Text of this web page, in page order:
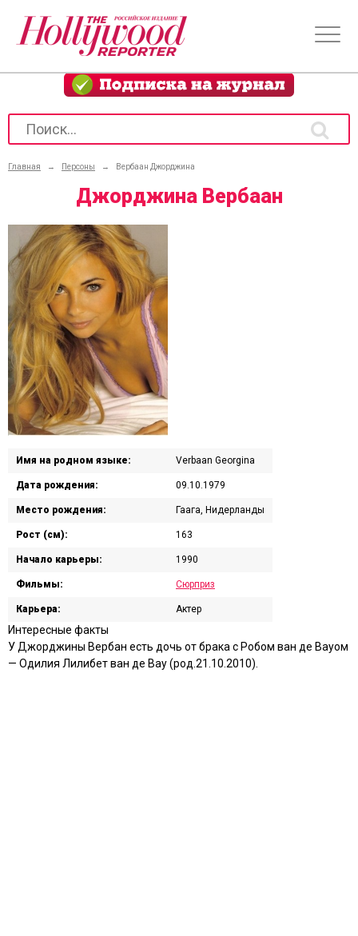
Главная → Персоны → Вербаан Джорджина
Джорджина Вербаан
Имя на родном языке: Verbaan Georgina
Дата рождения: 09.10.1979
Место рождения: Гаага, Нидерланды
Рост (см): 163
Начало карьеры: 1990
Фильмы: Сюрприз
Карьера: Актер
Интересные факты
У Джорджины Вербан есть дочь от брака с Робом ван де Вауом
— Одилия Лилибет ван де Вау (род.21.10.2010).